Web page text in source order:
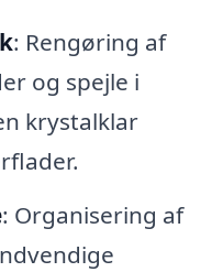
: Rengøring af
og spejle i
krystalklar
: Organisering af